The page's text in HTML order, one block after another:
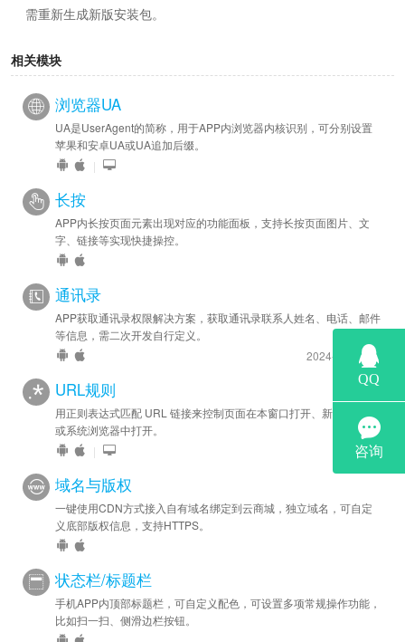
需重新生成新版安装包。
相关模块
浏览器UA
UA是UserAgent的简称，用于APP内浏览器内核识别，可分别设置
苹果和安卓UA或UA追加后缀。
|
长按
APP内长按页面元素出现对应的功能面板，支持长按页面图片、文
字、链接等实现快捷操控。
通讯录
APP获取通讯录权限解决方案，获取通讯录联系人姓名、电话、邮件
等信息，需二次开发自行定义。
2024-9-27 更新
URL规则
用正则表达式匹配 URL 链接来控制页面在本窗口打开、新窗口打开
或系统浏览器中打开。
|
域名与版权
一键使用CDN方式接入自有域名绑定到云商城，独立域名，可自定
义底部版权信息，支持HTTPS。
状态栏/标题栏
手机APP内顶部标题栏，可自定义配色，可设置多项常规操作功能，
比如扫一扫、侧滑边栏按钮。